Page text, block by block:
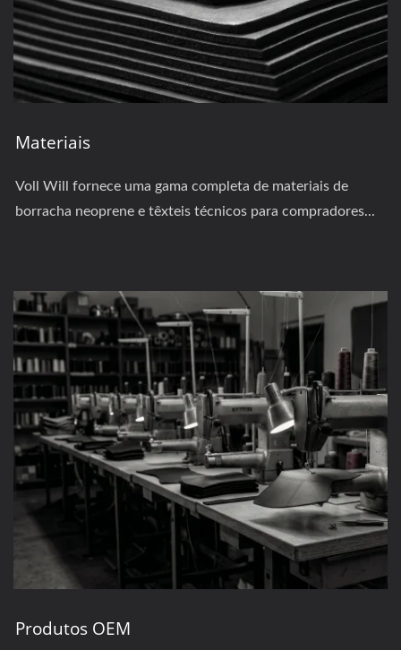
Materiais
Voll Will fornece uma gama completa de materiais de
borracha neoprene e têxteis técnicos para compradores...
Produtos OEM